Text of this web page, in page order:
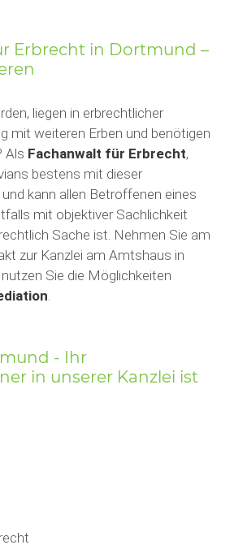
Erbrecht in Dortmund –
liegen in erbrechtlicher
mit weiteren Erben und benötigen
Als Fachanwalt für Erbrecht,
bestens mit dieser
kann allen Betroffenen eines
mit objektiver Sachlichkeit
Sache ist. Nehmen Sie am
zur Kanzlei am Amtshaus in
Sie die Möglichkeiten
- Ihr
in unserer Kanzlei ist